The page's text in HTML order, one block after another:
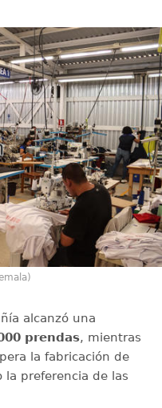
alcanzó una
prendas, mientras
la fabricación de
la preferencia de las